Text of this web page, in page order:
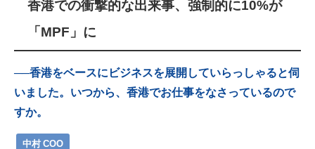
香港での衝撃的な出来事、強制的に10%が
「MPF」に
──香港をベースに ビジネスを展開していらっしゃると伺
いました。いつから、香港でお仕事をなさっているので
すか。
中村 COO